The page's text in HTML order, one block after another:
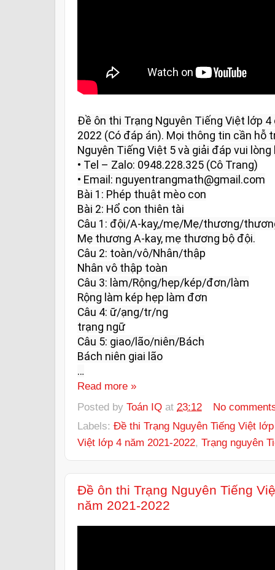
Đề ôn thi Trạng Nguyên Tiếng Việt lớp
2022 (Có đáp án). Mọi thông tin cần hỗ
Nguyên Tiếng Việt 5 và giải đáp vui lòng
• Tel – Zalo: 0948.228.325 (Cô Trang)
• Email: nguyentrangmath@gmail.com
Bài 1: Phép thuật mèo con
Bài 2: Hổ con thiên tài
Câu 1: đội/A-kay,/mẹ/Mẹ/thương/
Mẹ thương A-kay, mẹ thương bộ đội.
Câu 2: toàn/vô/Nhân/thập
Nhân vô thập toàn
Câu 3: làm/Rộng/hẹp/kép/đơn/làm
Rộng làm kép hẹp làm đơn
Câu 4: ữ/ạng/tr/ng
trạng ngữ
Câu 5: giao/lão/niên/Bách
Bách niên giai lão
…
Read more »
Posted by Toán IQ at 23:12
No
Labels: Đề thi Trạng Nguyên Tiếng Việt
Việt lớp 4 năm 2021-2022, Trạng nguyên
Đề ôn thi Trạng Nguyên Tiếng
năm 2021-2022